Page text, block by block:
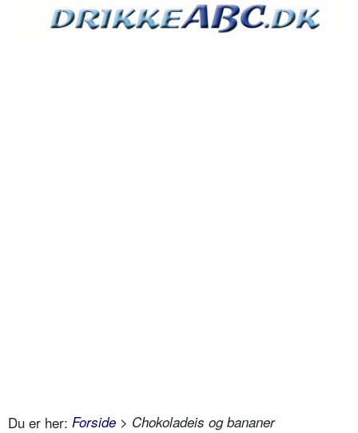
Du er her: Forside > Chokoladeis og bananer